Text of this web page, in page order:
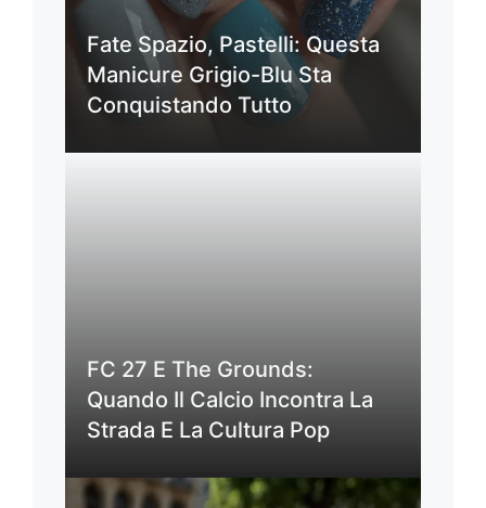
Fate Spazio, Pastelli: Questa
Manicure Grigio-Blu Sta
Conquistando Tutto
FC 27 E The Grounds:
Quando Il Calcio Incontra La
Strada E La Cultura Pop